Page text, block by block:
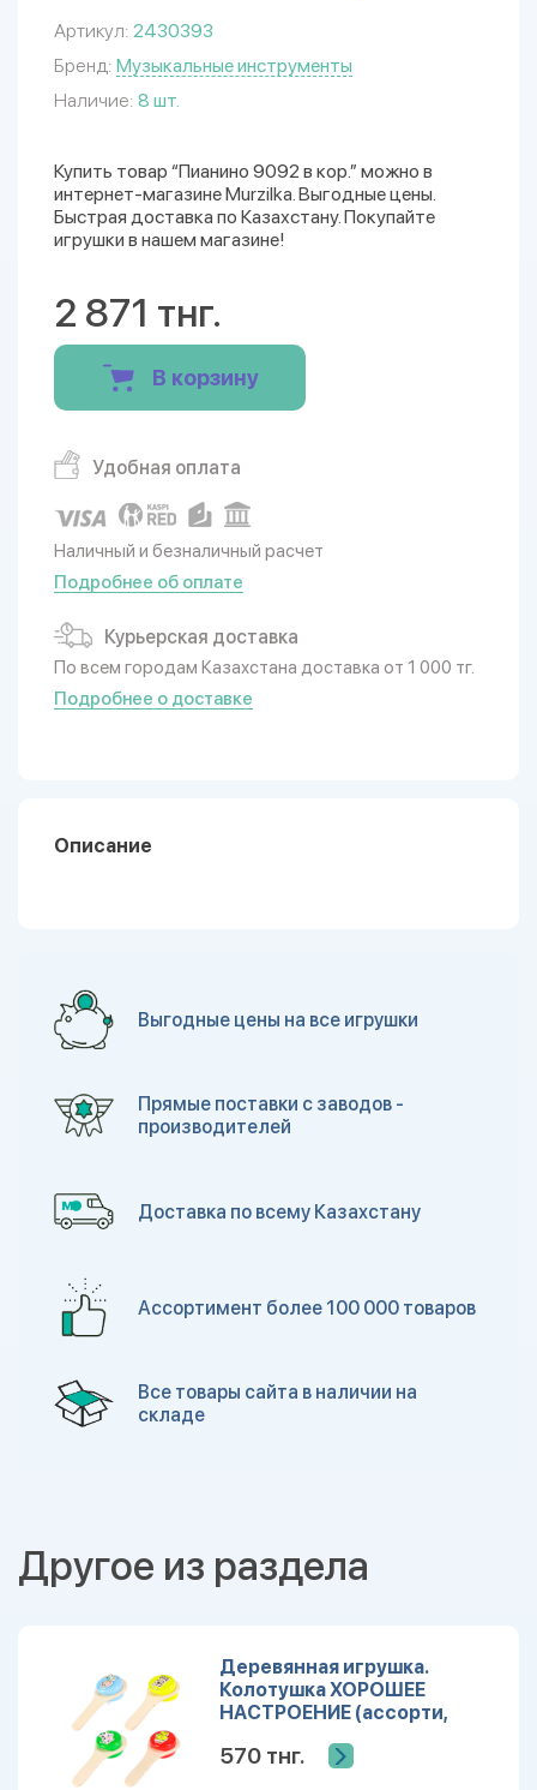
Артикул: 2430393
Бренд: Музыкальные инструменты
Наличие: 8 шт.
Купить товар “Пианино 9092 в кор.” можно в
интернет-магазине Murzilka. Выгодные цены.
Быстрая доставка по Казахстану. Покупайте
игрушки в нашем магазине!
2 871 тнг.
В корзину
Удобная оплата
Наличный и безналичный расчет
Подробнее об оплате
Курьерская доставка
По всем городам Казахстана доставка от 1 000 тг.
Подробнее о доставке
Описание
Выгодные цены на все игрушки
Прямые поставки с заводов -
производителей
Доставка по всему Казахстану
Ассортимент более 100 000 товаров
Все товары сайта в наличии на
складе
Другое из раздела
Деревянная игрушка.
Колотушка ХОРОШЕЕ
НАСТРОЕНИЕ (ассорти,
ИД-1379)
570 тнг.